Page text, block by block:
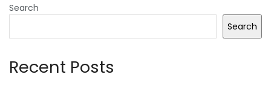
Search
Search
Recent Posts